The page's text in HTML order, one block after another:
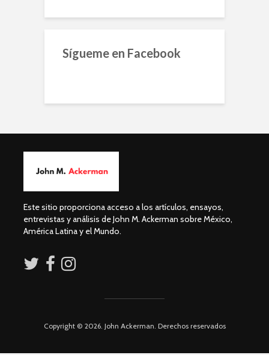
Sígueme en Facebook
Este sitio proporciona acceso a los artículos, ensayos,
entrevistas y análisis de John M. Ackerman sobre México,
América Latina y el Mundo.
Copyright © 2026. John Ackerman. Derechos reservados